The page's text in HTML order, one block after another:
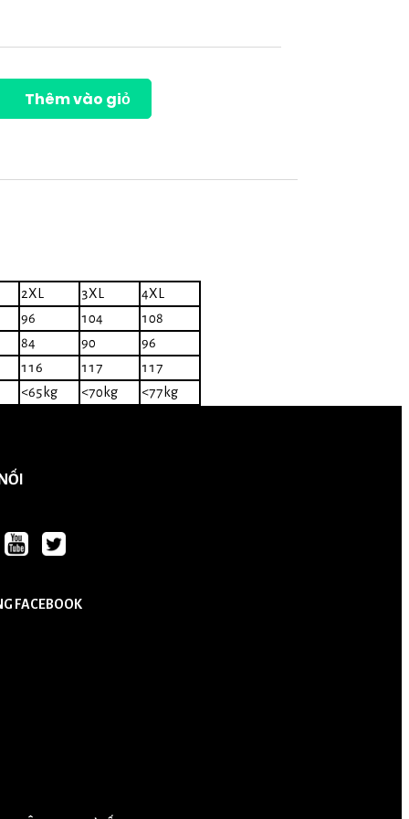
Thêm vào giỏ
2XL 3XL
4XL
96 104
108
84 90
96
116 117
117
<65kg <70kg <77kg
FACEBOOK